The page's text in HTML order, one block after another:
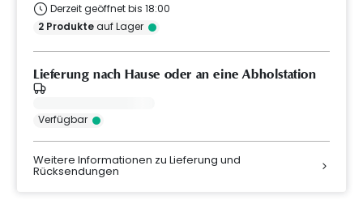
Derzeit geöffnet bis 18:00
2 Produkteauf Lager
Lieferung nach Hause oder an eine Abholstation
Verfügbar
Weitere Informationen zu Lieferung und
Rücksendungen